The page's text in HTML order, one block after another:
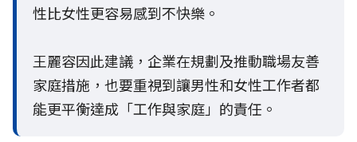
性比女性更容易感到不快樂。
王麗容因此建議，企業在規劃及推動職場友善
家庭措施，也要重視到讓男性和女性工作者都
能更平衡達成「工作與家庭」的責任。